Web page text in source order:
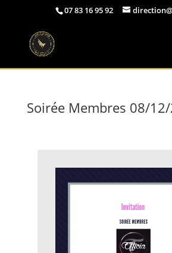
07 83 16 95 92
Soirée Membres 08/